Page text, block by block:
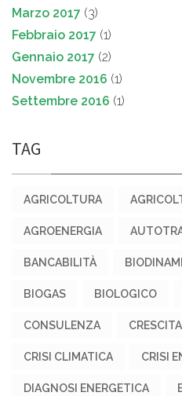
Marzo 2017 (3)
Febbraio 2017 (1)
Gennaio 2017 (2)
Novembre 2016 (1)
Settembre 2016 (1)
TAG
AGRICOLTURA
AGROENERGIA
BANCABILITÀ
BIOGAS BIOLOGICO
CONSULENZA
CRISI CLIMATICA CRISI
DIAGNOSI ENERGETICA